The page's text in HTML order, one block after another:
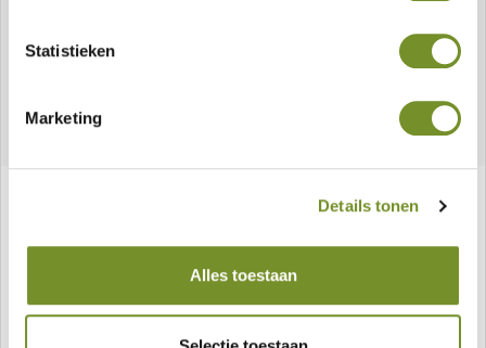
Statistieken
Marketing
Details tonen
Alles toestaan